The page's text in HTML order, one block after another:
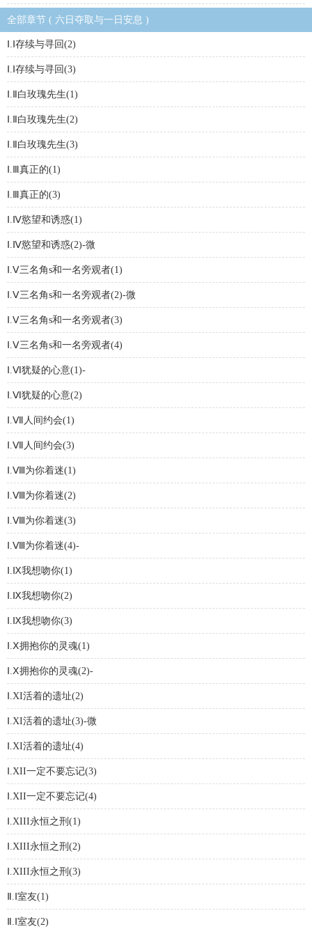
全部章节 ( 六日夺取与一日安息 )
Ⅰ.Ⅰ存续与寻回(2)
Ⅰ.Ⅰ存续与寻回(3)
Ⅰ.Ⅱ白玫瑰先生(1)
Ⅰ.Ⅱ白玫瑰先生(2)
Ⅰ.Ⅱ白玫瑰先生(3)
Ⅰ.Ⅲ真正的(1)
Ⅰ.Ⅲ真正的(3)
Ⅰ.Ⅳ慾望和诱惑(1)
Ⅰ.Ⅳ慾望和诱惑(2)-微
Ⅰ.Ⅴ三名角s和一名旁观者(1)
Ⅰ.Ⅴ三名角s和一名旁观者(2)-微
Ⅰ.Ⅴ三名角s和一名旁观者(3)
Ⅰ.Ⅴ三名角s和一名旁观者(4)
Ⅰ.Ⅵ犹疑的心意(1)-
Ⅰ.Ⅵ犹疑的心意(2)
Ⅰ.Ⅶ人间约会(1)
Ⅰ.Ⅶ人间约会(3)
Ⅰ.Ⅷ为你着迷(1)
Ⅰ.Ⅷ为你着迷(2)
Ⅰ.Ⅷ为你着迷(3)
Ⅰ.Ⅷ为你着迷(4)-
Ⅰ.Ⅸ我想吻你(1)
Ⅰ.Ⅸ我想吻你(2)
Ⅰ.Ⅸ我想吻你(3)
Ⅰ.Ⅹ拥抱你的灵魂(1)
Ⅰ.Ⅹ拥抱你的灵魂(2)-
Ⅰ.XI活着的遗址(2)
Ⅰ.XI活着的遗址(3)-微
Ⅰ.XI活着的遗址(4)
Ⅰ.XII一定不要忘记(3)
Ⅰ.XII一定不要忘记(4)
Ⅰ.XIII永恒之刑(1)
Ⅰ.XIII永恒之刑(2)
Ⅰ.XIII永恒之刑(3)
Ⅱ.Ⅰ室友(1)
Ⅱ.Ⅰ室友(2)